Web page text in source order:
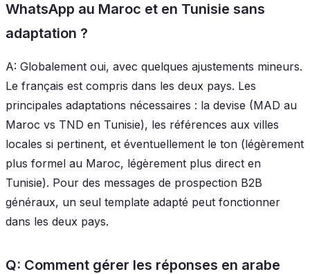
WhatsApp au Maroc et en Tunisie sans
adaptation ?
A: Globalement oui, avec quelques ajustements mineurs.
Le français est compris dans les deux pays. Les
principales adaptations nécessaires : la devise (MAD au
Maroc vs TND en Tunisie), les références aux villes
locales si pertinent, et éventuellement le ton (légèrement
plus formel au Maroc, légèrement plus direct en
Tunisie). Pour des messages de prospection B2B
généraux, un seul template adapté peut fonctionner
dans les deux pays.
Q: Comment gérer les réponses en arabe